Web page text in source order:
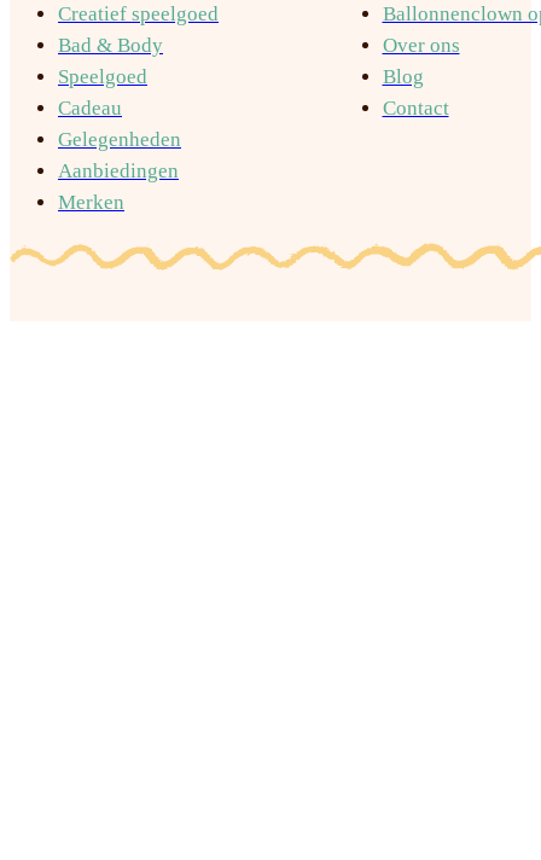
Creatief speelgoed
Bad & Body
Speelgoed
Cadeau
Gelegenheden
Aanbiedingen
Merken
Ballonnenclown
Over ons
Blog
Contact